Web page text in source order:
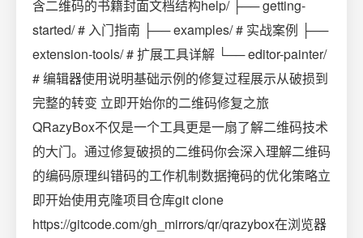
含二维码的书籍封面文档结构help/ ├── getting-
started/ # 入门指南 ├── examples/ # 实战案例 ├──
extension-tools/ # 扩展工具详解 └── editor-painter/
# 编辑器使用说明基础示例的修复过程展示从破损到
完整的转变 立即开始你的二维码修复之旅
QRazyBox不仅是一个工具更是一扇了解二维码技术
的大门。通过修复破损的二维码你会深入理解二维码
的编码原理纠错码的工作机制数据掩码的优化策略立
即开始使用克隆项目仓库git clone
https://gitcode.com/gh_mirrors/qr/qrazybox在浏览器